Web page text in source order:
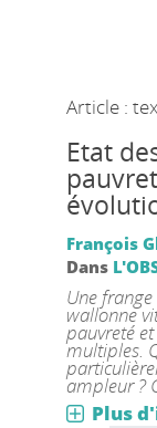
Article :
Etat
François
Dans
Une
wallonne
pauvreté
multiples.
ampleur ?
Plus